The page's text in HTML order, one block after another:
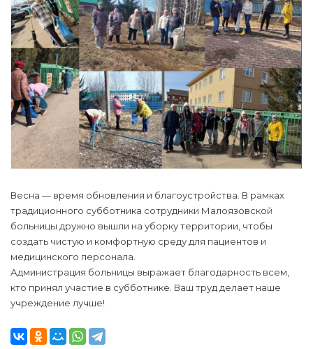
Весна — время обновления и благоустройства. В рамках
традиционного субботника сотрудники Малоязовской
больницы дружно вышли на уборку территории, чтобы
создать чистую и комфортную среду для пациентов и
медицинского персонала.
Администрация больницы выражает благодарность всем,
кто принял участие в субботнике. Ваш труд делает наше
учреждение лучше!